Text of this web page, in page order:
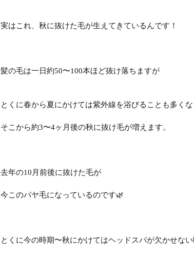
実はこれ、秋に抜けた毛が生えてきているんです！
髪の毛は一日約50〜100本ほど抜け落ちますが
とくに春から夏にかけては紫外線を浴びることも多くな
そこから約3〜4ヶ月後の秋に抜け毛が増えます。
去年の10月前後に抜けた毛が
今このパヤ毛になっているのです🌿
とくに今の時期〜秋にかけてはヘッドスパが欠かせない